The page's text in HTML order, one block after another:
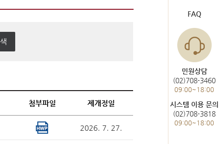
헌법재판통계
미개정 법령현황
위헌결정
헌법불합치결정
첨부파일 제개정일
2026. 7. 27.
FAQ
민원상담
(02)708-3460
09:00~18:00
시스템 이용 문의
(02)708-3818
09:00~18:00